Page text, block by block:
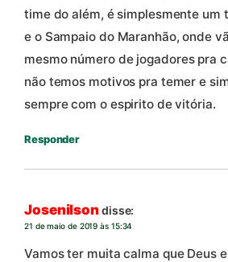
time do além, é simplesmente um
e o Sampaio do Maranhão, onde
mesmo número de jogadores pra
não temos motivos pra temer e
sempre com o espirito de vitória.
Responder
Josenilsondisse:
21 de maio de 2019 às 15:34
Vamos ter muita calma que Deus